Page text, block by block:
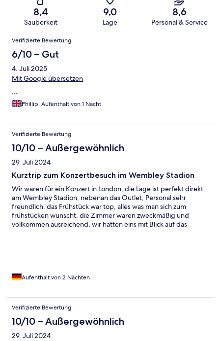
8,4
Sauberkeit
9,0
Lage
8,6
Personal & Service
Bewertungen
Verifizierte Bewertung
6/10 – Gut
4. Juli 2025
Mit Google übersetzen
…
Phillip, Aufenthalt von 1 Nacht
Verifizierte Bewertung
10/10 – Außergewöhnlich
29. Juli 2024
Kurztrip zum Konzertbesuch im Wembley Stadion
Wir waren für ein Konzert in London, die Lage ist perfekt direkt
am Wembley Stadion, nebenan das Outlet, Personal sehr
freundlich, das Frühstück war top, alles was man sich zum
frühstücken wünscht, die Zimmer waren zweckmäßig und
vollkommen ausreichend, wir hatten eins mit Blick auf das
Aufenthalt von 2 Nächten
Verifizierte Bewertung
10/10 – Außergewöhnlich
29. Juli 2024